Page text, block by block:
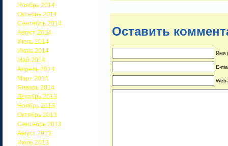
Ноябрь 2014
Октябрь 2014
Сентябрь 2014
Август 2014
Июль 2014
Июнь 2014
Май 2014
Апрель 2014
Март 2014
Январь 2014
Декабрь 2013
Ноябрь 2013
Октябрь 2013
Сентябрь 2013
Август 2013
Июль 2013
Оставить
Имя
E-